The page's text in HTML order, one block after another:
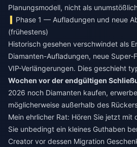
Planungsmodell, nicht als
Phase 1 — Aufladungen und neue
(frühestens)
Historisch gesehen verschwindet als
Diamanten-Aufladungen, neue Super-
VIP-Verlängerungen. Dies geschieht
Wochen vor der endgültigen
2026 noch Diamanten kaufen,
möglicherweise außerhalb des
Mein ehrlicher Rat: Hören Sie jetzt mit
Sie unbedingt ein kleines Guthaben
Creator vor dessen Migration